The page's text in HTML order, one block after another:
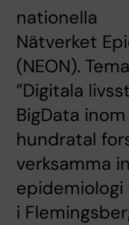
nationella
Nätverket
(NEON).
”Digitala
BigData
hundratal
verksamma
epidemiologi
i